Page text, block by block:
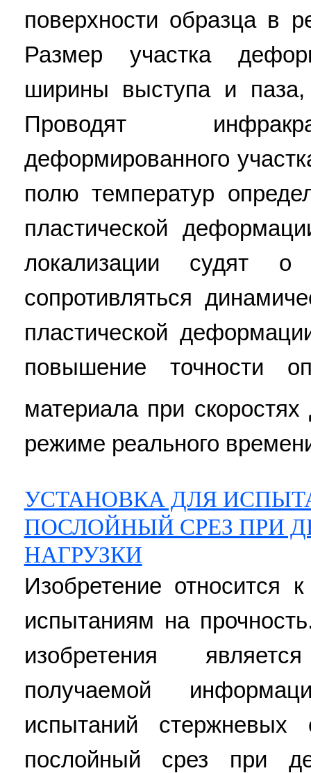
поверхности образца в
Размер участка
ширины выступа и
Проводят
деформированного
полю температур
пластической
локализации судят о
сопротивляться
пластической
повышение точности
материала при
режиме реального
УСТАНОВКА ДЛЯ
ПОСЛОЙНЫЙ СРЕЗ ПРИ
НАГРУЗКИ
Изобретение относится
испытаниям на
изобретения
получаемой
испытаний стержневых
послойный срез при